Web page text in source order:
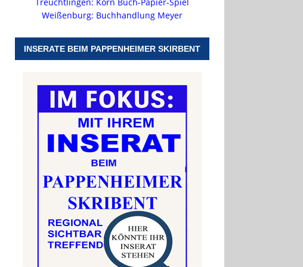
Treuchtlingen: Korn Buch-Papier-Spiel
Weißenburg: Buchhandlung Meyer
INSERATE BEIM PAPPENHEIMER SKIRBENT